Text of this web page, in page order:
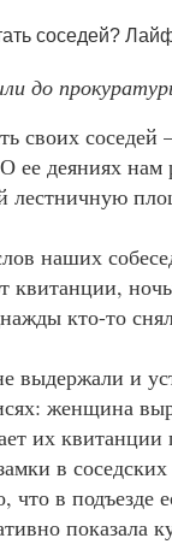
до
своих
ее деяниях нам
лестничную
наших
квитанции,
кто-то
выдержали и
женщина
их квитанции
в
что в
показала